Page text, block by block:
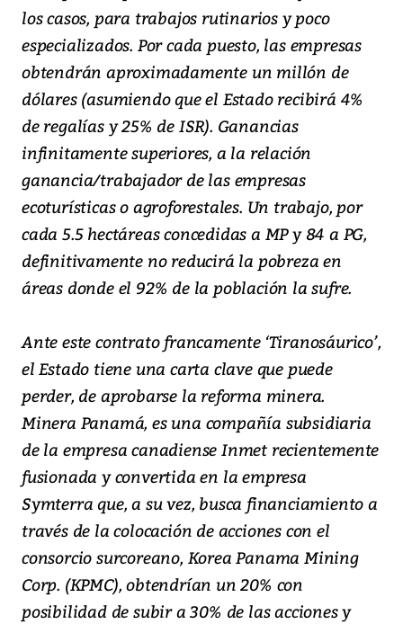
los casos, para trabajos rutinarios y poco
especializados. Por cada puesto, las empresas
obtendrán aproximadamente un millón de
dólares (asumiendo que el Estado recibirá 4%
de regalías y 25% de ISR). Ganancias
infinitamente superiores, a la relación
ganancia/trabajador de las empresas
ecoturísticas o agroforestales. Un trabajo, por
cada 5.5 hectáreas concedidas a MP y 84 a PG,
definitivamente no reducirá la pobreza en
áreas donde el 92% de la población la sufre.
Ante este contrato francamente ‘Tiranosáurico’,
el Estado tiene una carta clave que puede
perder, de aprobarse la reforma minera.
Minera Panamá, es una compañía subsidiaria
de la empresa canadiense Inmet recientemente
fusionada y convertida en la empresa
Symterra que, a su vez, busca financiamiento a
través de la colocación de acciones con el
consorcio surcoreano, Korea Panama Mining
Corp. (KPMC), obtendrían un 20% con
posibilidad de subir a 30% de las acciones y